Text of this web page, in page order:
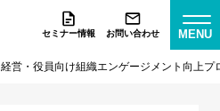
セミナー情報 お問い合わせ MENU
経営・役員向け組織エンゲージメント向上プ